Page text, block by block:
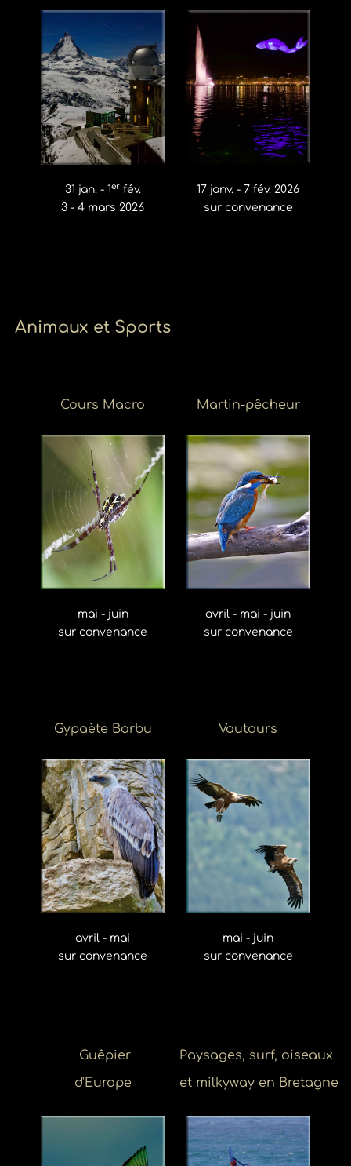
31 jan. - 1er fév.
3 - 4 mars 2026
17 janv. - 7 fév. 2026
sur convenance
Animaux et Sports
Cours Macro
mai - juin
sur convenance
Martin-pêcheur
avril - mai - juin
sur convenance
Gypaète Barbu
avril - mai
sur convenance
Vautours
mai - juin
sur convenance
Guêpier
d'Europe
Paysages, surf, oiseaux
et milkyway en Bretagne